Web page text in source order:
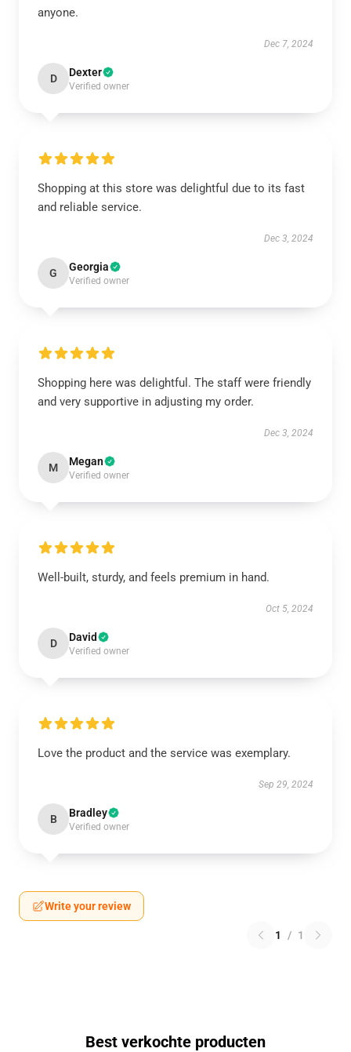
anyone.
Dec 7, 2024
D Dexter
Verified owner
Shopping at this store was delightful due to its fast
and reliable service.
Dec 3, 2024
G Georgia
Verified owner
Shopping here was delightful. The staff were friendly
and very supportive in adjusting my order.
Dec 3, 2024
M Megan
Verified owner
Well-built, sturdy, and feels premium in hand.
Oct 5, 2024
D David
Verified owner
Love the product and the service was exemplary.
Sep 29, 2024
B Bradley
Verified owner
Write your review
1 / 1
Best verkochte producten